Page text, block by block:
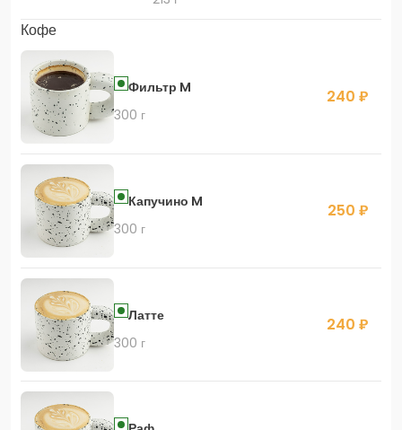
Кофе
Фильтр M
300 г
240 ₽
Капучино M
300 г
250 ₽
Латте
300 г
240 ₽